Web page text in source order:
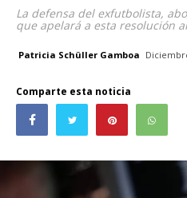
La defensa del exfutbolista,
que apelará a esta resolución
Patricia Schüller Gamboa
Comparte esta noticia